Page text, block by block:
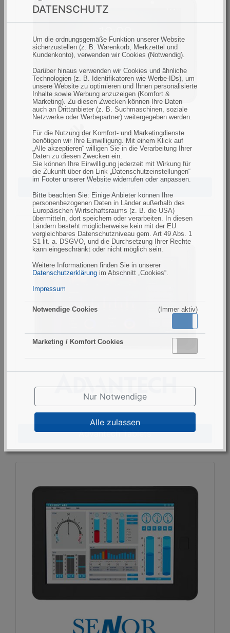
DATENSCHUTZ
Um die ordnungsgemäße Funktion unserer Website
sicherzustellen (z. B. Warenkorb, Merkzettel und
Kundenkonto), verwenden wir Cookies (Notwendig).
Darüber hinaus verwenden wir Cookies und ähnliche
Technologien (z. B. Identifikatoren wie Werbe-IDs), um
unsere Website zu optimieren und Ihnen personalisierte
Inhalte sowie Werbung anzuzeigen (Komfort &
Marketing). Zu diesen Zwecken können Ihre Daten
auch an Drittanbieter (z. B. Suchmaschinen, soziale
Netzwerke oder Werbepartner) weitergegeben werden.
Für die Nutzung der Komfort- und Marketingdienste
benötigen wir Ihre Einwilligung. Mit einem Klick auf
„Alle akzeptieren“ willigen Sie in die Verarbeitung Ihrer
Daten zu diesen Zwecken ein.
Sie können Ihre Einwilligung jederzeit mit Wirkung für
die Zukunft über den Link „Datenschutzeinstellungen“
im Footer unserer Website widerrufen oder anpassen.
Bitte beachten Sie: Einige Anbieter können Ihre
personenbezogenen Daten in Länder außerhalb des
Europäischen Wirtschaftsraums (z. B. die USA)
übermitteln, dort speichern oder verarbeiten. In diesen
Ländern besteht möglicherweise kein mit der EU
vergleichbares Datenschutzniveau gem. Art 49 Abs. 1
S1 lit. a. DSGVO, und die Durchsetzung Ihrer Rechte
kann eingeschränkt oder nicht möglich sein.
Weitere Informationen finden Sie in unserer
Datenschutzerklärung im Abschnitt „Cookies“.
Impressum
Notwendige Cookies (Immer aktiv)
Marketing / Komfort Cookies
Nur Notwendige
Alle zulassen
Advantech Tablets